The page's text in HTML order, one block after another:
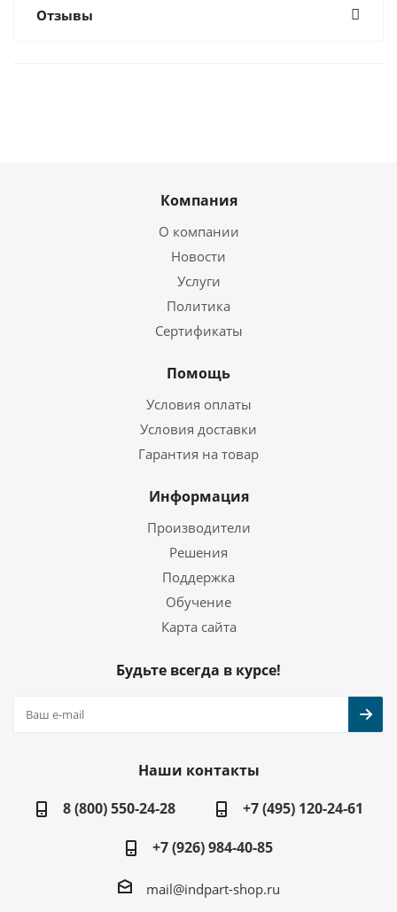
Отзывы
Компания
О компании
Новости
Услуги
Политика
Сертификаты
Помощь
Условия оплаты
Условия доставки
Гарантия на товар
Информация
Производители
Решения
Поддержка
Обучение
Карта сайта
Будьте всегда в курсе!
Наши контакты
8 (800) 550-24-28
+7 (495) 120-24-61
+7 (926) 984-40-85
mail@indpart-shop.ru